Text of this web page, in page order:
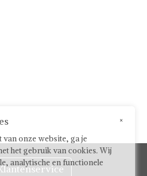
×
onze website, ga je
het gebruik van cookies. Wij
analytische en functionele